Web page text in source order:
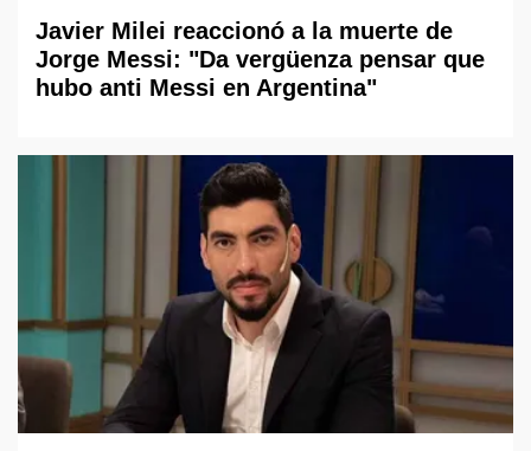
Javier Milei reaccionó a la muerte de
Jorge Messi: "Da vergüenza pensar que
hubo anti Messi en Argentina"